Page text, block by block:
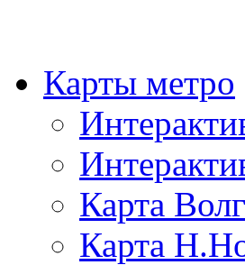
Карты метро
Карта
Карта